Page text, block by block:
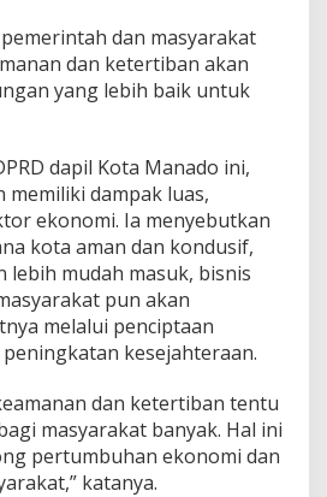
dan masyarakat
dan ketertiban akan
yang lebih baik untuk
dapil Kota Manado ini,
memiliki dampak luas,
ekonomi. Ia menyebutkan
kota aman dan kondusif,
lebih mudah masuk, bisnis
pun akan
melalui penciptaan
kesejahteraan.
dan ketertiban tentu
masyarakat banyak. Hal ini
pertumbuhan ekonomi dan
katanya.